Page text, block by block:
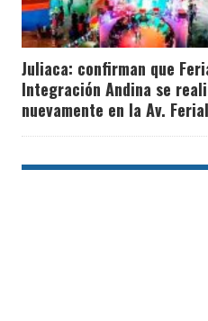
Juliaca: confirman que
Integración Andina se
nuevamente en la Av. Ferial